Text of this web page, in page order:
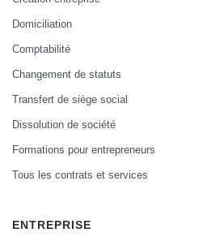
Domiciliation
Comptabilité
Changement de statuts
Transfert de siège social
Dissolution de société
Formations pour entrepreneurs
Tous les contrats et services
ENTREPRISE